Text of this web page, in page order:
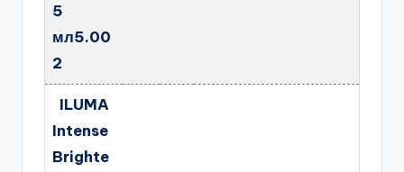
5
мл5.00
2
ILUMA
Intense
Brighte